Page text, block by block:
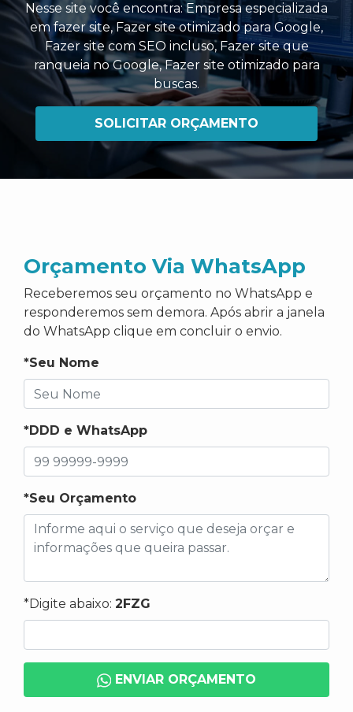
Nesse site você encontra:Empresa especializada
em fazer site,Fazer site otimizado para Google,
Fazer site com SEO incluso, Fazer site que
ranqueia no Google,Fazer site otimizado para
buscas.
SOLICITAR ORÇAMENTO
Orçamento Via WhatsApp
Receberemos seu orçamento no WhatsApp e
responderemos sem demora. Após abrir a janela
do WhatsApp clique em concluir o envio.
*Seu Nome
*DDD e WhatsApp
*Seu Orçamento
*Digite abaixo: 2FZG
ENVIAR ORÇAMENTO